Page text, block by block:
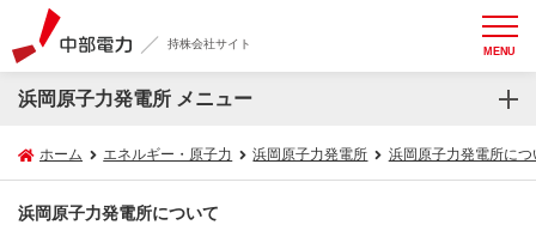
持株会社サイト MENU
浜岡原子力発電所 メニュー
ホーム エネルギー・原子力 浜岡原子力発電所 浜岡原子力発電所につ
浜岡原子力発電所について